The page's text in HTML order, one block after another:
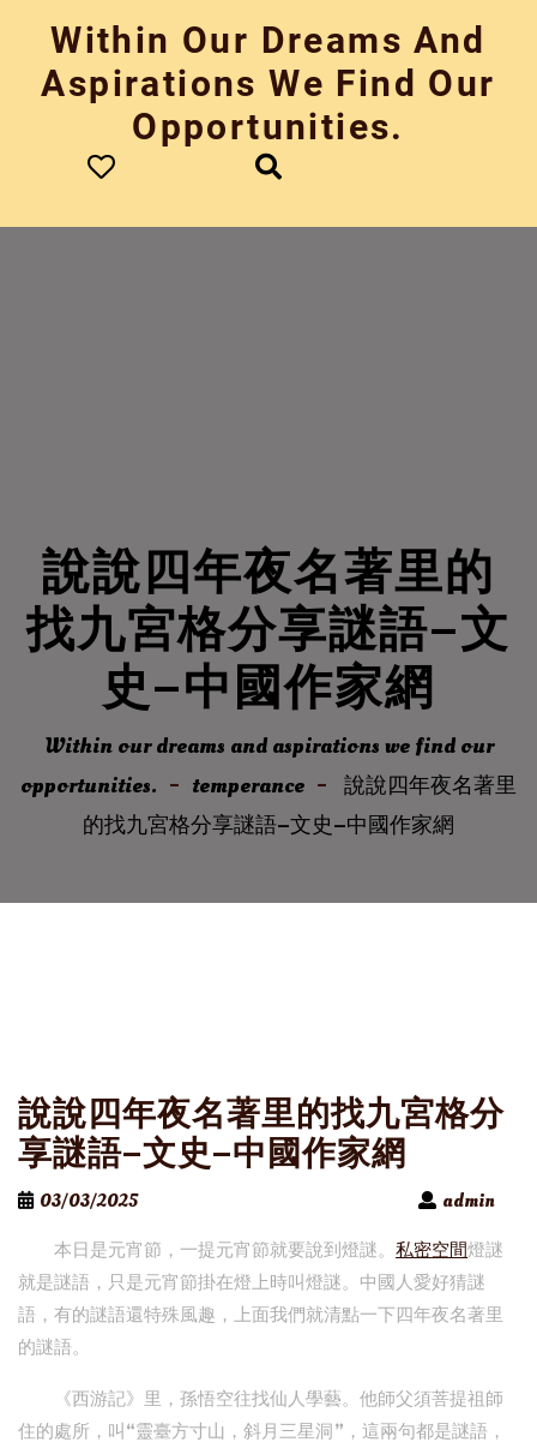
content
Within Our Dreams And
Aspirations We Find Our
Opportunities.
說說四年夜名著里的
找九宮格分享謎語–文
史–中國作家網
Within our dreams and aspirations we find our
opportunities.
temperance
說說四年夜名著里
的找九宮格分享謎語–文史–中國作家網
說說四年夜名著里的找九宮格分
享謎語–文史–中國作家網
03/03/2025
admin
本日是元宵節，一提元宵節就要說到燈謎。 私密空間燈謎
就是謎語，只是元宵節掛在燈上時叫燈謎。中國人愛好猜謎
語，有的謎語還特殊風趣，上面我們就清點一下四年夜名著里
的謎語。
《西游記》里，孫悟空往找仙人學藝。他師父須菩提祖師
住的處所，叫“靈臺方寸山，斜月三星洞”，這兩句都是謎語，